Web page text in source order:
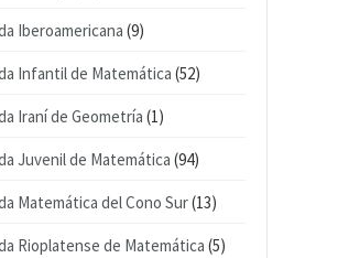
Iberoamericana (9)
Infantil de Matemática (52)
Iraní de Geometría (1)
Juvenil de Matemática (94)
Matemática del Cono Sur(13)
Rioplatense de Matemática (5)